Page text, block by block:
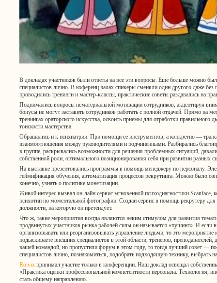
В докладах участников были ответы на все эти вопросы. Еще больше можно
специалистов лично. В коференц-залах спикеры сменяли один другого даже без
проводились тренинги и мастер-классы, практические советы раздавались на
Поднимались вопросы нематериальной мотивации сотрудников, акцентируя
бонусы не могут заставить сотрудников работать с полной отдачей. Прямо на
тренингах ораторского искусства, освоить приемы для отработки правильного
тонскости мастерства.
Обращались и к психиатрии. При помощи ее инструментов, а конкретно —
взаимоотношения между руководителями и подчиненными. Разбирались
в группе, раскрывались возможности для решения проблемных ситуаций,
собственной роли, оптимального позиционирования себя при развитии разных
На выставке презентовались программы в помощь менеджеру по персоналу.
геймификация обучения, автоматизация процессов рекрутинга. Можно было
конечно, узнать о политике монетизации.
Живой интерес вызвал он-лайн сервис мгновенной психодиагностикиScanface,
психотип по моментальной фотографии. Создан сервис в помощь рекрутеру для
должности, на которую он претендует.
Что ж, такие мероприятия всегда являются неким стимулом для развития
продвинутых участников рынка рабочей силы он называется «пушинг». И если
организовывать или реорганизовывать управление людьми, то это
подыскиваете внешних специалистов в этой области, тренеров,
вашей командой, но пропустили форум в этом году, то тогда лучший совет —
специалистов лично, познакомиться, подобрать подходящую технику, выбрать
Roivix принимал участие только в конференции. Наш доклад освещал
«Практика оценки профессиональной компетентности персонала. Технология,
стать общему направлению.